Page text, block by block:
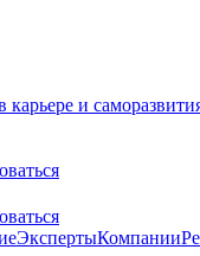
и
ЭкспертыКомпании